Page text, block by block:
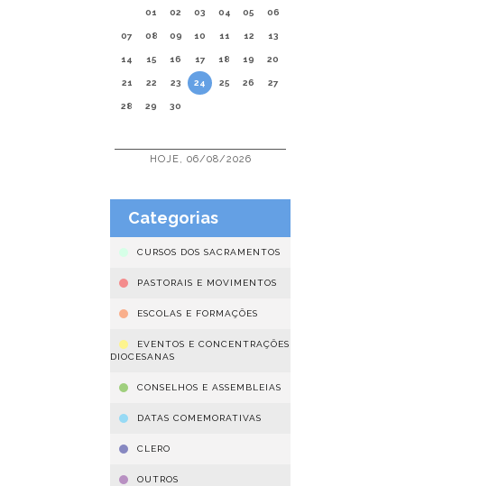
01
02 03 04 05 06
07 08 09 10 11 12 13
14 15 16 17 18 19 20
21 22 23 24 25 26 27
28 29 30
HOJE, 06/08/2026
Categorias
CURSOS DOS SACRAMENTOS
PASTORAIS E MOVIMENTOS
ESCOLAS E FORMAÇÕES
EVENTOS E CONCENTRAÇÕES
DIOCESANAS
CONSELHOS E ASSEMBLEIAS
DATAS COMEMORATIVAS
CLERO
OUTROS